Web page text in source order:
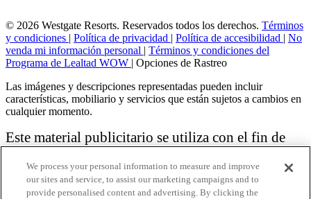
© 2026 Westgate Resorts. Reservados todos los derechos. Términos
y condiciones | Política de privacidad | Política de accesibilidad | No
venda mi información personal | Términos y condiciones del
Programa de Lealtad WOW | Opciones de Rastreo
Las imágenes y descripciones representadas pueden incluir
características, mobiliario y servicios que están sujetos a cambios en
cualquier momento.
Este material publicitario se utiliza con el fin de
vacacional.
Aviso: las funciones de accesibilidad enumeradas aquí no pretenden
We process your personal information to measure and improve
our sites and service, to assist our marketing campaigns and to
provide personalised content and advertising. By clicking the